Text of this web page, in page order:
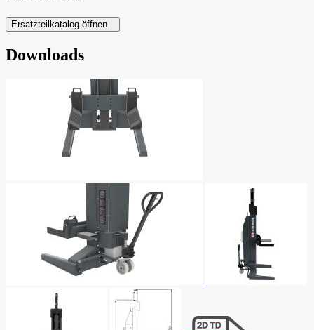
Ersatzteilkatalog öffnen
Downloads